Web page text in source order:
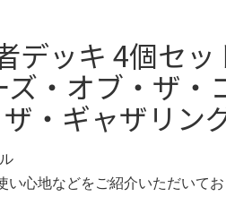
デッキ 4個セ
・オブ・ザ・
・ギャザリング
い心地などをご紹介いただいてお